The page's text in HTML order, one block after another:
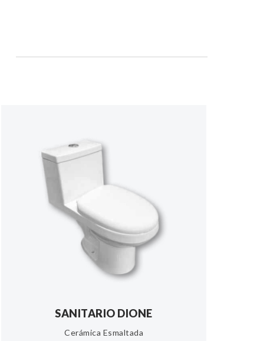
SANITARIO DIONE
Cerámica Esmaltada